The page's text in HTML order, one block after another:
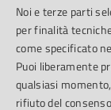
Obiettivi di
Segnalazioni
SEGUICI SU
Noi e terze parti
per finalità
come specificato
Puoi liberamente
qualsiasi
rifiuto del